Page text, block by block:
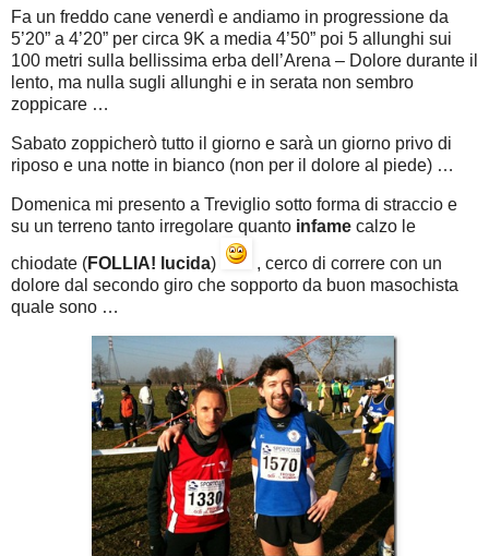
Fa un freddo cane venerdì e andiamo in progressione da
5’20” a 4’20” per circa 9K a media 4’50” poi 5 allunghi sui
100 metri sulla bellissima erba dell’Arena – Dolore durante il
lento, ma nulla sugli allunghi e in serata non sembro
zoppicare …
Sabato zoppicherò tutto il giorno e sarà un giorno privo di
riposo e una notte in bianco (non per il dolore al piede) …
Domenica mi presento a Treviglio sotto forma di straccio e
su un terreno tanto irregolare quanto infame calzo le
chiodate (FOLLIA! lucida)
, cerco di correre con un
dolore dal secondo giro che sopporto da buon masochista
quale sono …